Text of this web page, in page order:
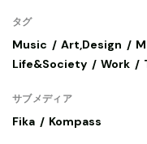
タグ
Music Art,Design
Life&Society
Work
サブメディア
Fika Kompass